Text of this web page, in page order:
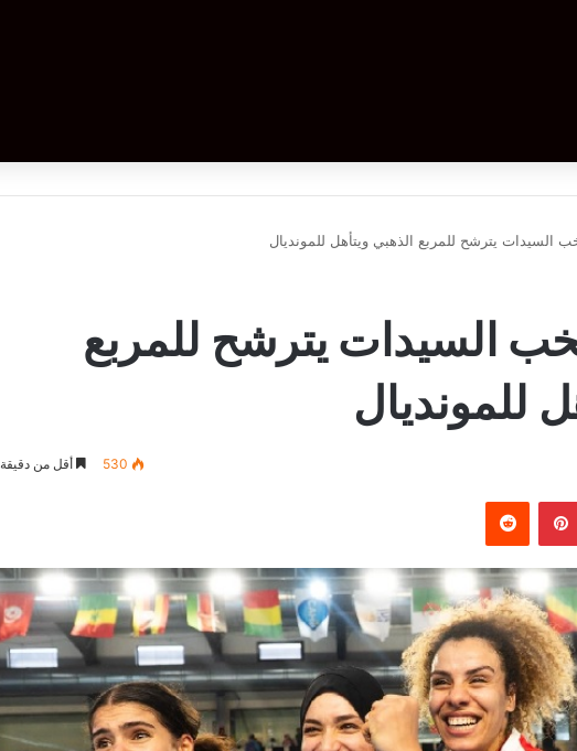
السيدات يترشح للمربع الذهبي ويتأهل للمونديال
السيدات يترشح للمربع
للمونديال
530 أقل من دقيقة
بينتيريست